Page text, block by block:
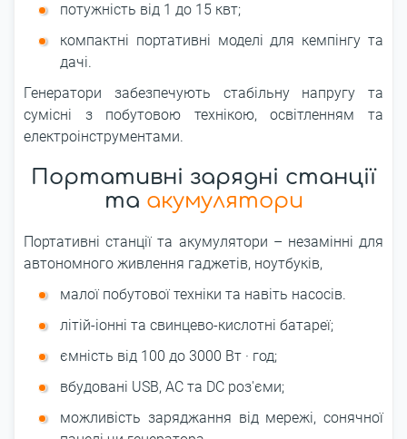
потужність від 1 до 15 квт;
компактні портативні моделі для кемпінгу та
дачі.
Генератори забезпечують стабільну напругу та
сумісні з побутовою технікою, освітленням та
електроінструментами.
Портативні зарядні станції
та акумулятори
Портативні станції та акумулятори – незамінні для
автономного живлення гаджетів, ноутбуків,
малої побутової техніки та навіть насосів.
літій-іонні та свинцево-кислотні батареї;
ємність від 100 до 3000 Вт · год;
вбудовані USB, AC та DC роз'єми;
можливість заряджання від мережі, сонячної